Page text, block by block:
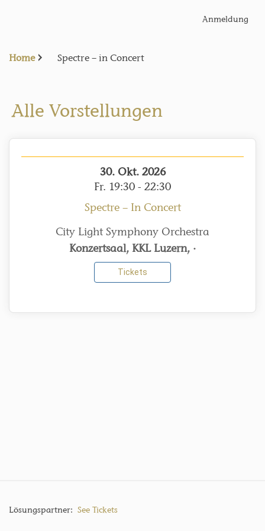
Anmeldung
Home Spectre – in Concert
Alle Vorstellungen
30. Okt. 2026
Fr. 19:30 - 22:30
Spectre – In Concert
City Light Symphony Orchestra
Konzertsaal, KKL Luzern, ·
Tickets
Lösungspartner: See Tickets